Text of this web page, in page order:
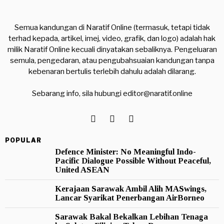
Semua kandungan di Naratif Online (termasuk, tetapi tidak
terhad kepada, artikel, imej, video, grafik, dan logo) adalah hak
milik Naratif Online kecuali dinyatakan sebaliknya. Pengeluaran
semula, pengedaran, atau pengubahsuaian kandungan tanpa
kebenaran bertulis terlebih dahulu adalah dilarang.
Sebarang info, sila hubungi editor@naratif.online
POPULAR
Defence Minister: No Meaningful Indo-
Pacific Dialogue Possible Without Peaceful,
United ASEAN
Kerajaan Sarawak Ambil Alih MASwings,
Lancar Syarikat Penerbangan AirBorneo
Sarawak Bakal Bekalkan Lebihan Tenaga